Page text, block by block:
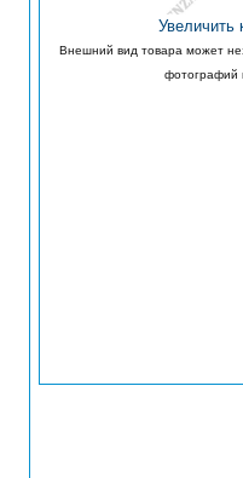
Увеличить
Внешний вид товара может
фотографий